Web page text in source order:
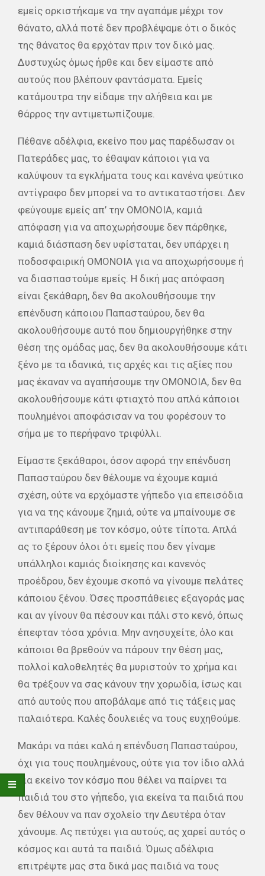
εμείς ορκιστήκαμε να την αγαπάμε μέχρι τον
θάνατο, αλλά ποτέ δεν προβλέψαμε ότι ο δικός
της θάνατος θα ερχόταν πριν τον δικό μας.
Δυστυχώς όμως ήρθε και δεν είμαστε από
αυτούς που βλέπουν φαντάσματα. Εμείς
κατάμουτρα την είδαμε την αλήθεια και με
θάρρος την αντιμετωπίζουμε.
Πέθανε αδέλφια, εκείνο που μας παρέδωσαν οι
Πατεράδες μας, το έθαψαν κάποιοι για να
καλύψουν τα εγκλήματα τους και κανένα ψεύτικο
αντίγραφο δεν μπορεί να το αντικαταστήσει. Δεν
φεύγουμε εμείς απ’ την ΟΜΟΝΟΙΑ, καμιά
απόφαση για να αποχωρήσουμε δεν πάρθηκε,
καμιά διάσπαση δεν υφίσταται, δεν υπάρχει η
ποδοσφαιρική ΟΜΟΝΟΙΑ για να αποχωρήσουμε ή
να διασπαστούμε εμείς. Η δική μας απόφαση
είναι ξεκάθαρη, δεν θα ακολουθήσουμε την
επένδυση κάποιου Παπασταύρου, δεν θα
ακολουθήσουμε αυτό που δημιουργήθηκε στην
θέση της ομάδας μας, δεν θα ακολουθήσουμε κάτι
ξένο με τα ιδανικά, τις αρχές και τις αξίες που
μας έκαναν να αγαπήσουμε την ΟΜΟΝΟΙΑ, δεν θα
ακολουθήσουμε κάτι φτιαχτό που απλά κάποιοι
πουλημένοι αποφάσισαν να του φορέσουν το
σήμα με το περήφανο τριφύλλι.
Είμαστε ξεκάθαροι, όσον αφορά την επένδυση
Παπασταύρου δεν θέλουμε να έχουμε καμιά
σχέση, ούτε να ερχόμαστε γήπεδο για επεισόδια
για να της κάνουμε ζημιά, ούτε να μπαίνουμε σε
αντιπαράθεση με τον κόσμο, ούτε τίποτα. Απλά
ας το ξέρουν όλοι ότι εμείς που δεν γίναμε
υπάλληλοι καμιάς διοίκησης και κανενός
προέδρου, δεν έχουμε σκοπό να γίνουμε πελάτες
κάποιου ξένου. Όσες προσπάθειες εξαγοράς μας
και αν γίνουν θα πέσουν και πάλι στο κενό, όπως
έπεφταν τόσα χρόνια. Μην ανησυχείτε, όλο και
κάποιοι θα βρεθούν να πάρουν την θέση μας,
πολλοί καλοθελητές θα μυριστούν το χρήμα και
θα τρέξουν να σας κάνουν την χορωδία, ίσως και
από αυτούς που αποβάλαμε από τις τάξεις μας
παλαιότερα. Καλές δουλειές να τους ευχηθούμε.
Μακάρι να πάει καλά η επένδυση Παπασταύρου,
όχι για τους πουλημένους, ούτε για τον ίδιο αλλά
για εκείνο τον κόσμο που θέλει να παίρνει τα
παιδιά του στο γήπεδο, για εκείνα τα παιδιά που
δεν θέλουν να παν σχολείο την Δευτέρα όταν
χάνουμε. Ας πετύχει για αυτούς, ας χαρεί αυτός ο
κόσμος και αυτά τα παιδιά. Όμως αδέλφια
επιτρέψτε μας στα δικά μας παιδιά να τους